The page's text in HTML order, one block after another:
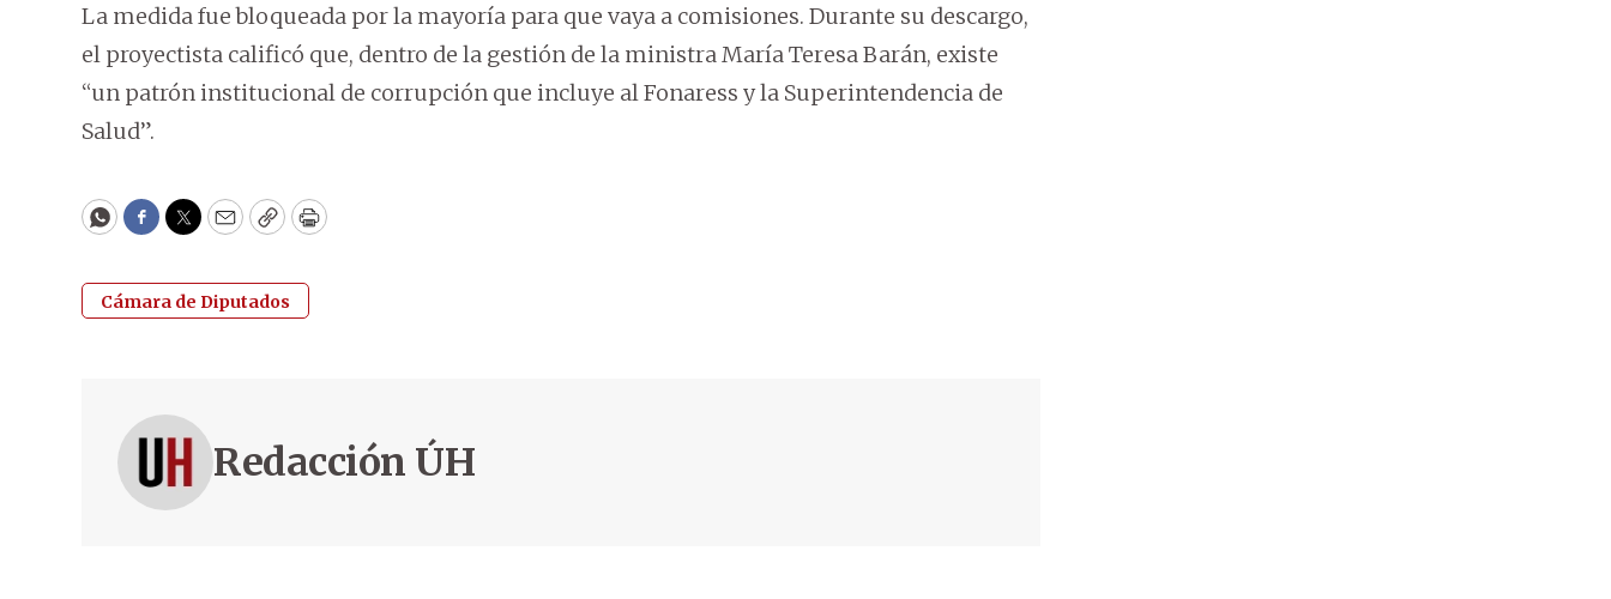
La medida fue bloqueada por la mayoría para que vaya a comisiones. Durante su descargo,
el proyectista calificó que, dentro de la gestión de la ministra María Teresa Barán, existe
“un patrón institucional de corrupción que incluye al Fonaress y la Superintendencia de
Salud”.
WhatsApp
Facebook
Twitter
EmailCopyPrint
Cámara de Diputados
Redacción ÚH